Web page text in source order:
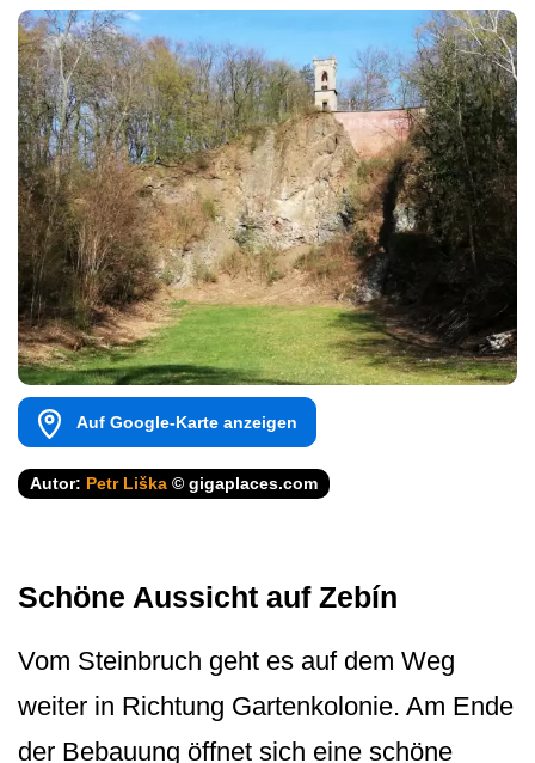
Auf Google-Karte anzeigen
Autor: Petr Liška © gigaplaces.com
Schöne Aussicht auf Zebín
Vom Steinbruch geht es auf dem Weg
weiter in Richtung Gartenkolonie. Am Ende
der Bebauung öffnet sich eine schöne